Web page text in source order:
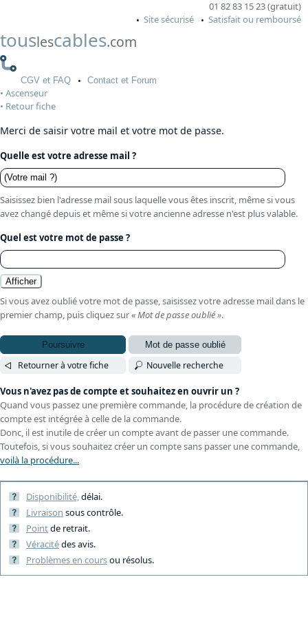
01 82 83 15 23 (gratuit)
Site sécurisé
Satisfait ou remboursé
touslescables.com
CGVet FAQ Contact et Forum
Ascenseur
Retour fiche
Merci de saisir votre mail et votre mot de passe.
Quelle est votre adresse mail ?
Saisissez bien l'adresse mail sous laquelle vous êtes inscrit, même si vous
avez changé depuis et même si votre ancienne adresse n'est plus valable.
Quel est votre mot de passe ?
Si vous avez oublié votre mot de passe, saisissez votre adresse mail dans le
premier champ, puis cliquez sur« Mot de passe oublié ».
Poursuivre Mot de passe oublié
Retourner à votre fiche Nouvelle recherche
Vous n'avez pas de compte et souhaitez en ouvrir un ?
Quand vous passez une première commande, la procédure de création de
compte est intégrée à celle de la commande.
Donc, il est inutile de créer un compte avant de passer une commande.
Toutefois, si vous souhaitez créer un compte sans passer une commande,
voilà la procédure...
Disponibilité,délai.
Livraison sous contrôle.
Pointde retrait.
Véracitédes avis.
Problèmes en coursou résolus.